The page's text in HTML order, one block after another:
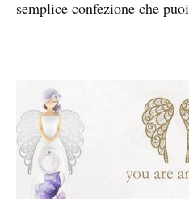
semplice confezione che